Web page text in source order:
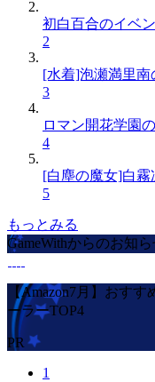
初白百合のイベ
2
[水着]泡瀬満里南
3
ロマン開花学園
4
[白塵の魔女]白霧
5
もっとみる
GameWithからのお知ら
【Amazon7月】おす
ーラーTOP4
PR
1